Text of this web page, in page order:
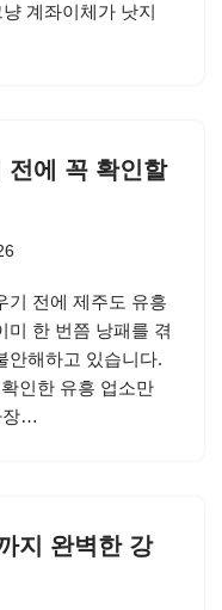
냥 계좌이체가 낫지
전에 꼭 확인할
기 전에 제주도 유흥
미 한 번쯤 낭패를 겪
안해하고 있습니다.
인한 유흥 업소만
장…
지 완벽한 강